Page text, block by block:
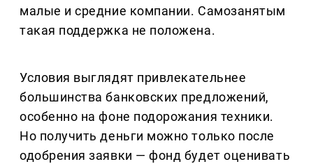
малые и средние компании. Самозанятым
такая поддержка не положена.
Условия выглядят привлекательнее
большинства банковских предложений,
особенно на фоне подорожания техники.
Но получить деньги можно только после
одобрения заявки — фонд будет оценивать